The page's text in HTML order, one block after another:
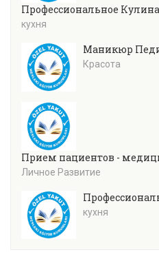
Профессиональное
кухня
Маникюр
Красота
Прием пациентов -
Личное Развитие
кухня